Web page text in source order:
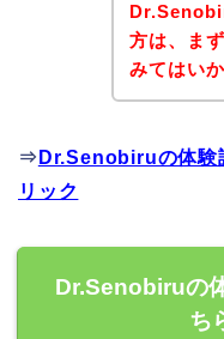
方は、ま
みてはい
⇒ Dr.Senobiruの体験
リック
Dr.Senobiruの
ち